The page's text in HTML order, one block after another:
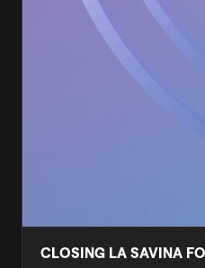
CLOSING LA SAVINA